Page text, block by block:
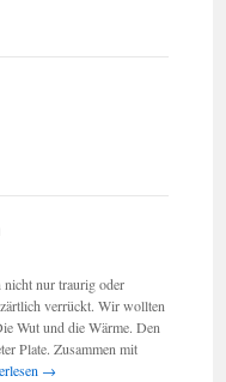
nicht nur traurig oder
verrückt. Wir wollten
Wut und die Wärme. Den
Plate. Zusammen mit
→